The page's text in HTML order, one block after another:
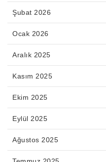
Şubat 2026
Ocak 2026
Aralık 2025
Kasım 2025
Ekim 2025
Eylül 2025
Ağustos 2025